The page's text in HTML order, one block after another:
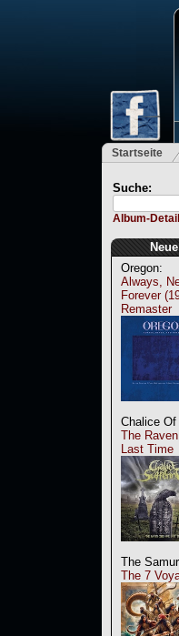
Startseite
Suche:
Album-
Oregon:
Always,
Forever
Remaster
Chalice
The
Last Time
The
The 7